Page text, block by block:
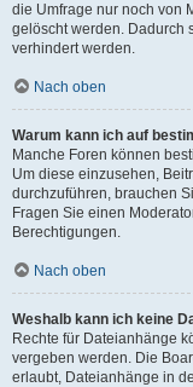
die Umfrage nur noch von
gelöscht werden. Dadurch
verhindert werden.
Nach oben
Warum kann ich auf
Manche Foren können
Um diese einzusehen,
durchzuführen, brauchen
Fragen Sie einen
Berechtigungen.
Nach oben
Weshalb kann ich keine
Rechte für Dateianhänge
vergeben werden. Die
erlaubt, Dateianhänge in